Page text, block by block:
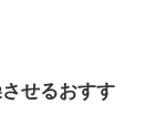
せるおすす